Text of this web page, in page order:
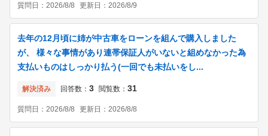
質問日： 2026/8/8 更新日： 2026/8/9
去年の12月頃に姉が中古車をローンを組んで購入しました
が、 様々な事情があり連帯保証人がいないと組めなかった為
支払いものはしっかり払う(一回でも未払いをし...
解決済み 回答数： 3 閲覧数： 31
質問日： 2026/8/8 更新日： 2026/8/8